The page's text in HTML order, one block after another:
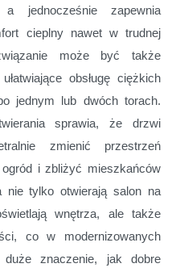
a jednocześnie zapewnia
cieplny nawet w trudnej
może być także
obsługę ciężkich
jednym lub dwóch torach.
sprawia, że drzwi
zmienić przestrzeń
i zbliżyć mieszkańców
nie tylko otwierają salon na
wnętrza, ale także
co w modernizowanych
znaczenie, jak dobre